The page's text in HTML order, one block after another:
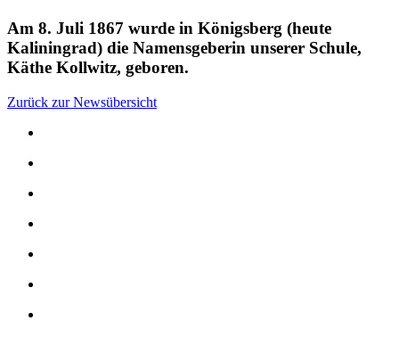
Am 8. Juli 1867 wurde in Königsberg (heute
Kaliningrad) die Namensgeberin unserer Schule,
Käthe Kollwitz, geboren.
Zurück zur Newsübersicht